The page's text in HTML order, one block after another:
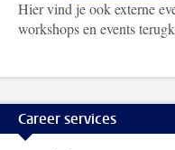
Hier vind je ook externe
workshops en events
Career services